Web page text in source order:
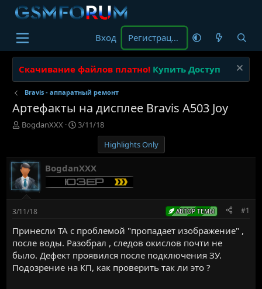
Вход Регистрация
Скачивание файлов платно! Купить Доступ
Bravis - аппаратный ремонт
Артефакты на дисплее Bravis A503 Joy
А
о
р
т
е
м
ы
BogdanXXX
Д
а
н
а
ч
а
3/11/18
Highlights Only
BogdanXXX
3/11/18 АВТОР ТЕМЫ #1
Принесли ТА с проблемой "пропадает изображение" ,
после воды. Разобрал , следов окислов почти не
было. Дефект проявился после подключения ЗУ.
Подозрение на КП, как проверить так ли это ?